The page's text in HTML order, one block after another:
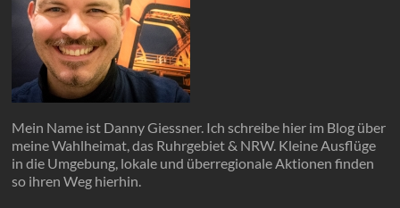
Mein Name ist Danny Giessner. Ich schreibe hier im Blog über
meine Wahlheimat, das Ruhrgebiet & NRW. Kleine Ausflüge
in die Umgebung, lokale und überregionale Aktionen finden
so ihren Weg hierhin.